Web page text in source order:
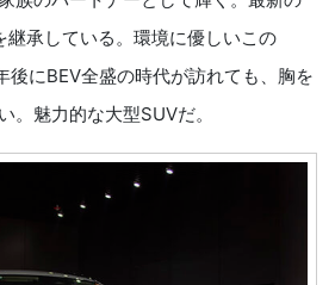
承している。環境に優しいこの
後にBEV全盛の時代が訪れても、胸を
。魅力的な大型SUVだ。